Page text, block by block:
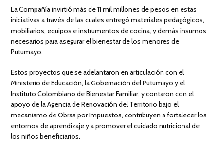
La Compañía invirtió más de 11 mil millones de pesos en estas
iniciativas a través de las cuales entregó materiales pedagógicos,
mobiliarios, equipos e instrumentos de cocina, y demás insumos
necesarios para asegurar el bienestar de los menores de
Putumayo.
Estos proyectos que se adelantaron en articulación con el
Ministerio de Educación, la Gobernación del Putumayo y el
Instituto Colombiano de Bienestar Familiar, y contaron con el
apoyo de la Agencia de Renovación del Territorio bajo el
mecanismo de Obras por Impuestos, contribuyen a fortalecer los
entornos de aprendizaje y a promover el cuidado nutricional de
los niños beneficiarios.